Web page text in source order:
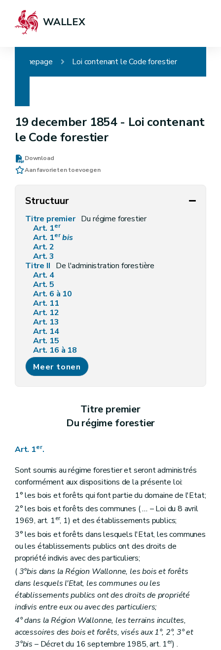
WALLEX
Homepage Loi contenant le Code forestier
19 december 1854 - Loi contenant
le Code forestier
Download
Aan favorieten toevoegen
Structuur
Titre premier Du régime forestier
Art. 1er
Art. 1er bis
Art. 2
Art. 3
Titre II De l'administration forestière
Art. 4
Art. 5
Art. 6 à 10
Art. 11
Art. 12
Art. 13
Art. 14
Art. 15
Art. 16 à 18
Art. 19
Art. 20
Art. 21
Délimitations et abornements
Art. 27
Art. 28
Art. 30
Titre IV Aménagements
Art. 31
Art. 32
Art. 33
Art. 34
Titre V Des adjudications de coupes
Section 1 Dispositions générales
Art. 36
Art. 37
Art. 38
Art. 39
Art. 40
Art. 41
Art. 42
Art. 43
Art. 44
Section 2 Dispositions particulières aux bois indivis
Meer tonen
Titre premier
Du régime forestier
Art. 1er.
Sont soumis au régime forestier et seront administrés
conformément aux dispositions de la présente loi:
1° les bois et forêts qui font partie du domaine de l'Etat;
2° les bois et forêts des communes (... – Loi du 8 avril
1969, art. 1er, 1) et des établissements publics;
3° les bois et forêts dans lesquels l'Etat, les communes
ou les établissements publics ont des droits de
propriété indivis avec des particuliers;
(3°bis dans la Région Wallonne, les bois et forêts
dans lesquels l'Etat, les communes ou les
établissements publics ont des droits de propriété
indivis entre eux ou avec des particuliers;
4° dans la Région Wallonne, les terrains incultes,
accessoires des bois et forêts, visés aux 1°, 2°, 3° et
3°bis – Décret du 16 septembre 1985, art. 1er) .